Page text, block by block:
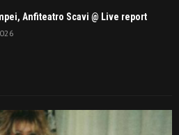
Anfiteatro Scavi @ Live report